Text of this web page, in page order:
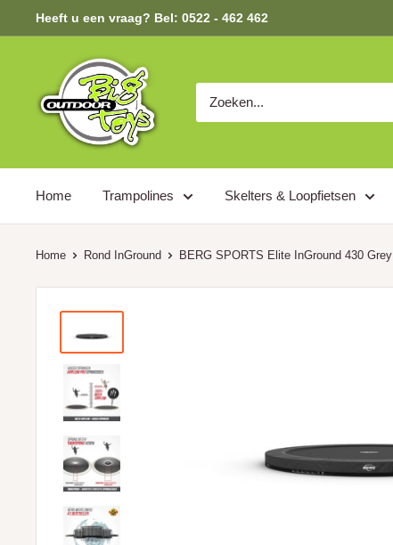
Heeft u een vraag? Bel: 0522 - 462 462
Home Trampolines Skelters & Loopfietsen
Home Rond InGround BERG SPORTS Elite InGround 430 Grey